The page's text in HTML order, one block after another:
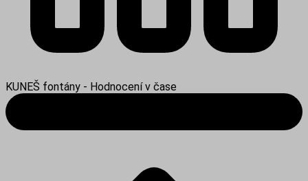
KUNEŠ fontány - Hodnocení v čase